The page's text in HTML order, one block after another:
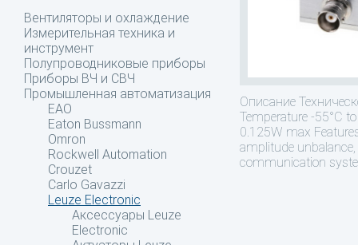
Вентиляторы и охлаждение
Измерительная техника и
инструмент
Полупроводниковые приборы
Приборы ВЧ и СВЧ
Промышленная автоматизация
EAO
Eaton Bussmann
Omron
Rockwell Automation
Crouzet
Carlo Gavazzi
Leuze Electronic
Аксессуары Leuze
Electronic
Описание
Temperature -55°C
0.125W max
amplitude unbalance,
communication